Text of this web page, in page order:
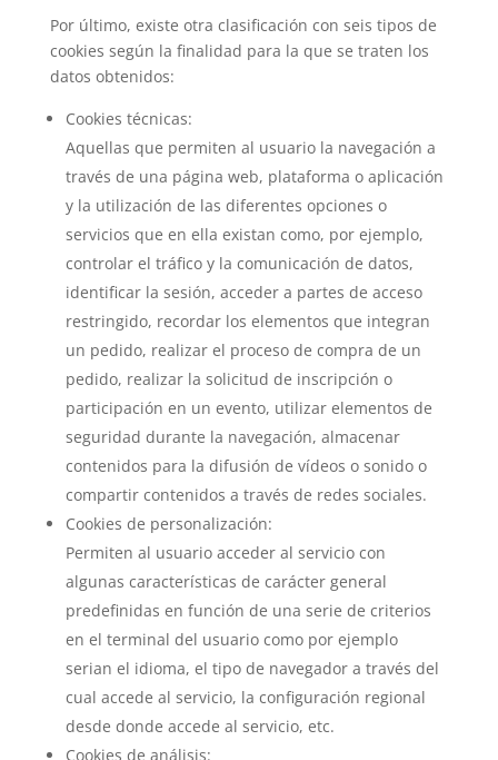
Por último, existe otra clasificación con seis tipos de
cookies según la finalidad para la que se traten los
datos obtenidos:
Cookies técnicas:
Aquellas que permiten al usuario la navegación a
través de una página web, plataforma o aplicación
y la utilización de las diferentes opciones o
servicios que en ella existan como, por ejemplo,
controlar el tráfico y la comunicación de datos,
identificar la sesión, acceder a partes de acceso
restringido, recordar los elementos que integran
un pedido, realizar el proceso de compra de un
pedido, realizar la solicitud de inscripción o
participación en un evento, utilizar elementos de
seguridad durante la navegación, almacenar
contenidos para la difusión de vídeos o sonido o
compartir contenidos a través de redes sociales.
Cookies de personalización:
Permiten al usuario acceder al servicio con
algunas características de carácter general
predefinidas en función de una serie de criterios
en el terminal del usuario como por ejemplo
serian el idioma, el tipo de navegador a través del
cual accede al servicio, la configuración regional
desde donde accede al servicio, etc.
Cookies de análisis: